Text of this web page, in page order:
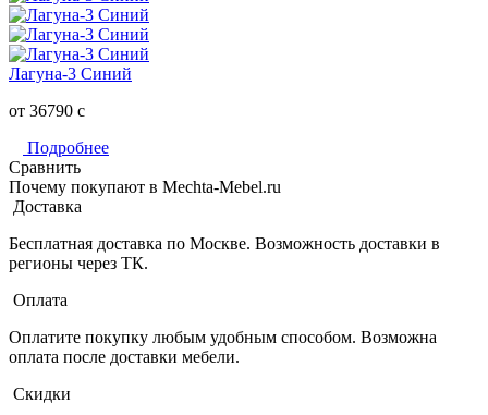
Лагуна-3 Синий
от 36790 c
Подробнее
Сравнить
Почему покупают в Mechta-Mebel.ru
Доставка
Бесплатная доставка по Москве. Возможность доставки в
регионы через ТК.
Оплата
Оплатите покупку любым удобным способом. Возможна
оплата после доставки мебели.
Скидки